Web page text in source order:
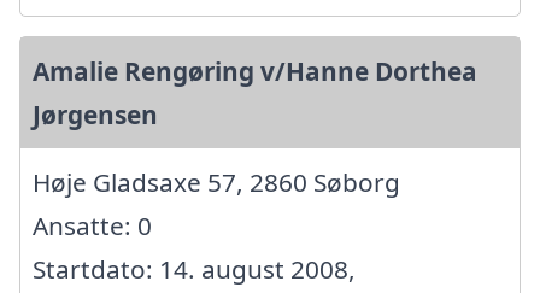
Amalie Rengøring v/Hanne Dorthea
Jørgensen
Høje Gladsaxe 57, 2860 Søborg
Ansatte: 0
Startdato: 14. august 2008,